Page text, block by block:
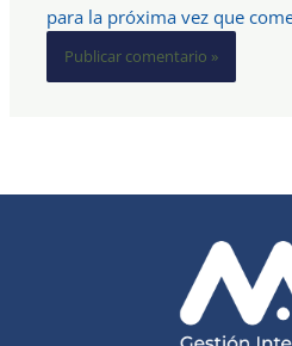
para la próxima vez que